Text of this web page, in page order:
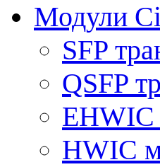
Модули
SFP
QSFP
EHWIC
HWIC